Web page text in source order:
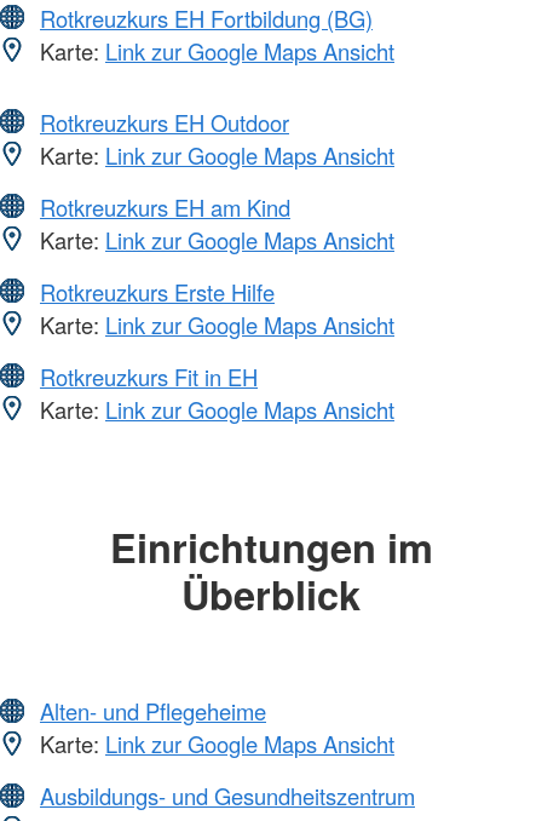
Rotkreuzkurs EH Fortbildung (BG)
Karte: Link zur Google Maps Ansicht
Rotkreuzkurs EH Outdoor
Karte: Link zur Google Maps Ansicht
Rotkreuzkurs EH am Kind
Karte: Link zur Google Maps Ansicht
Rotkreuzkurs Erste Hilfe
Karte: Link zur Google Maps Ansicht
Rotkreuzkurs Fit in EH
Karte: Link zur Google Maps Ansicht
Einrichtungen im
Überblick
Alten- und Pflegeheime
Karte: Link zur Google Maps Ansicht
Ausbildungs- und Gesundheitszentrum